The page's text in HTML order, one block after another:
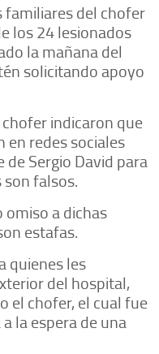
familiares del chofer
los 24 lesionados
la mañana del
solicitando apoyo
indicaron que
en redes sociales
Sergio David para
falsos.
omiso a dichas
estafas.
quienes les
del hospital,
el chofer, el cual fue
la espera de una